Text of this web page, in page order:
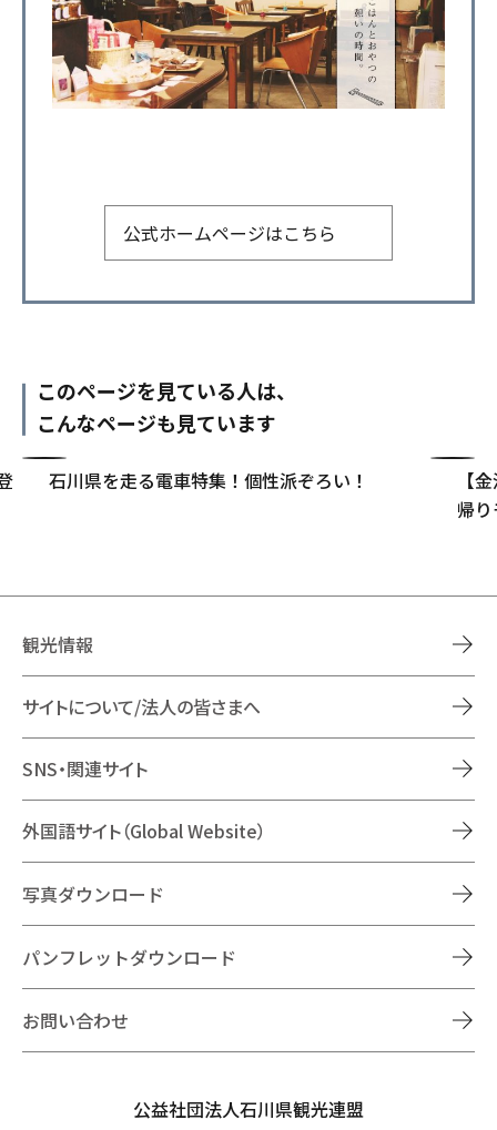
公式ホームページはこちら
このページを見ている人は、
こんなページも見ています
石川県を走る電車特集！個性派ぞろい！
【
帰
観光情報
サイトについて/法人の皆さまへ
SNS・関連サイト
外国語サイト（Global Website）
写真ダウンロード
パンフレットダウンロード
お問い合わせ
公益社団法人石川県観光連盟